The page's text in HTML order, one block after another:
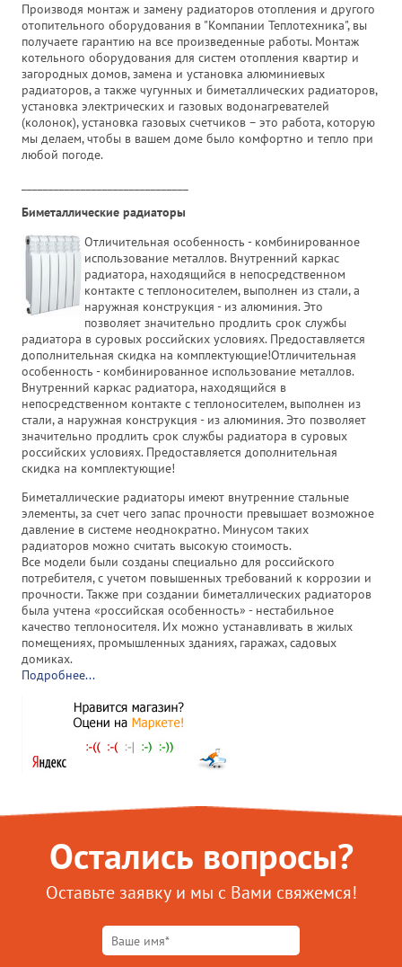
Производя монтаж и замену радиаторов отопления и другого
отопительного оборудования в "Компании Теплотехника", вы
получаете гарантию на все произведенные работы. Монтаж
котельного оборудования для систем отопления квартир и
загородных домов, замена и установка алюминиевых
радиаторов, а также чугунных и биметаллических радиаторов,
установка электрических и газовых водонагревателей
(колонок), установка газовых счетчиков – это работа, которую
мы делаем, чтобы в вашем доме было комфортно и тепло при
любой погоде.
Биметаллические радиаторы
Отличительная особенность - комбинированное
использование металлов. Внутренний каркас
радиатора, находящийся в непосредственном
контакте с теплоносителем, выполнен из стали, а
наружная конструкция - из алюминия. Это
позволяет значительно продлить срок службы
радиатора в суровых российских условиях. Предоставляется
дополнительная скидка на комплектующие!Отличительная
особенность - комбинированное использование металлов.
Внутренний каркас радиатора, находящийся в
непосредственном контакте с теплоносителем, выполнен из
стали, а наружная конструкция - из алюминия. Это позволяет
значительно продлить срок службы радиатора в суровых
российских условиях. Предоставляется дополнительная
скидка на комплектующие!
Биметаллические радиаторы имеют внутренние стальные
элементы, за счет чего запас прочности превышает возможное
давление в системе неоднократно. Минусом таких
радиаторов можно считать высокую стоимость.
Все модели были созданы специально для российского
потребителя, с учетом повышенных требований к коррозии и
прочности. Также при создании биметаллических радиаторов
была учтена «российская особенность» - нестабильное
качество теплоносителя. Их можно устанавливать в жилых
помещениях, промышленных зданиях, гаражах, садовых
домиках.
Подробнее...
Остались вопросы?
Оставьте заявку и мы с Вами свяжемся!